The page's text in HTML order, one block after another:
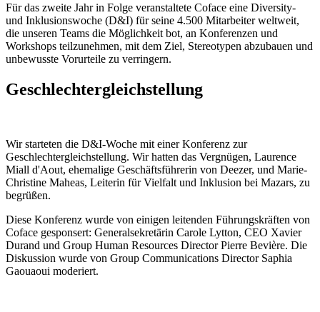
Für das zweite Jahr in Folge veranstaltete Coface eine Diversity-
und Inklusionswoche (D&I) für seine 4.500 Mitarbeiter weltweit,
die unseren Teams die Möglichkeit bot, an Konferenzen und
Workshops teilzunehmen, mit dem Ziel, Stereotypen abzubauen und
unbewusste Vorurteile zu verringern.
Geschlechtergleichstellung
Wir starteten die D&I-Woche mit einer Konferenz zur
Geschlechtergleichstellung. Wir hatten das Vergnügen, Laurence
Miall d'Aout, ehemalige Geschäftsführerin von Deezer, und Marie-
Christine Maheas, Leiterin für Vielfalt und Inklusion bei Mazars, zu
begrüßen.
Diese Konferenz wurde von einigen leitenden Führungskräften von
Coface gesponsert: Generalsekretärin Carole Lytton, CEO Xavier
Durand und Group Human Resources Director Pierre Bevière. Die
Diskussion wurde von Group Communications Director Saphia
Gaouaoui moderiert.